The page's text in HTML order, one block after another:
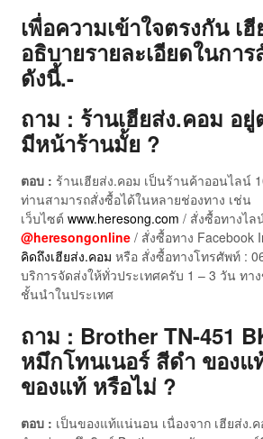
เพื่อความเข้าใจตรงกัน เ
อธิบายรายละเอียดในกา
ดังนี้.-
ถาม : ร้านเฮียส่ง.คอม อยู่
มีหน้าร้านมั้ย ?
ตอบ : ร้านเฮียส่ง.คอม เป็นร้านค้าออนไลน์
ท่านสามารถสั่งซื้อได้ในหลายช่องทาง เช่น
เว็บไซต์ www.heresong.com / สั่งซื้อทางไล
@heresongonline / สั่งซื้อทาง Facebook
คิดถึงเฮียส่ง.คอม หรือ สั่งซื้อทางโทรศัพท์ :
บริการจัดส่งให้ทั่วประเทศครับ 1 – 3 วัน ทา
ชั้นนำในประเทศ
ถาม : Brother TN-451
หมึกโทนเนอร์ สีดำ ของแ
ของแท้ หรือไม่ ?
ตอบ : เป็นของแท้แน่นอน เนื่องจาก เฮียส่ง.